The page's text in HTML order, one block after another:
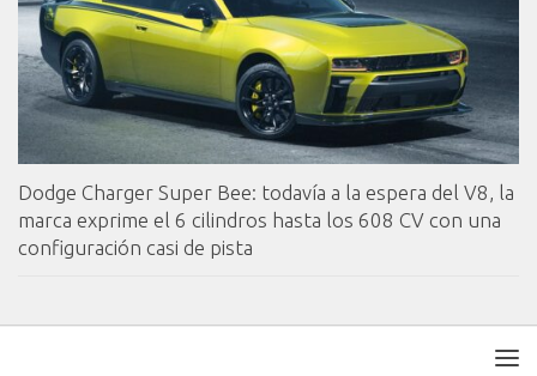
Dodge Charger Super Bee: todavía a la espera del V8, la
marca exprime el 6 cilindros hasta los 608 CV con una
configuración casi de pista